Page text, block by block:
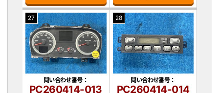
27
問い合わせ番号：
PC260414-013
28
問い合わせ番号：
PC260414-014